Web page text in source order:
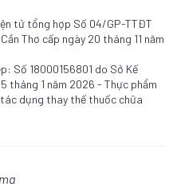
tử tổng hợp Số 04/GP-TTĐT
Thơ cấp ngày 20 tháng 11 năm
Số 18000156801 do Sở Kế
tháng 1 năm 2026 - Thực phẩm
dụng thay thế thuốc chữa